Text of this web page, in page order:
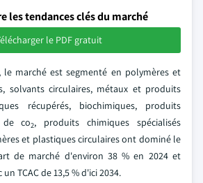
les tendances clés du marché
le PDF gratuit
marché est segmenté en polymères et
solvants circulaires, métaux et produits
récupérés, biochimiques, produits
de co2, produits chimiques spécialisés
et plastiques circulaires ont dominé le
de marché d'environ 38 % en 2024 et
TCAC de 13,5 % d'ici 2034.